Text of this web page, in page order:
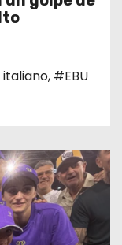
, #EBU